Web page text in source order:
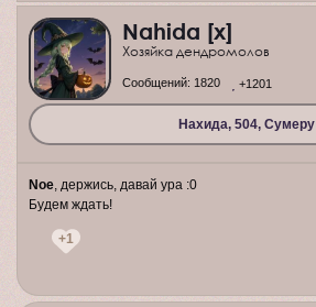
Nahida [x]
Хозяйка дендромолов
Нахида, 504, Сумеру
Сообщений: 1820 +1201
Noe, держись, давай ура :0
Будем ждать!
+1